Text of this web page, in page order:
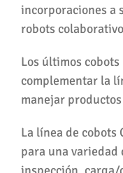
incorporaciones a
robots
Los últimos
complementar la
manejar
La línea de cobots
para una variedad